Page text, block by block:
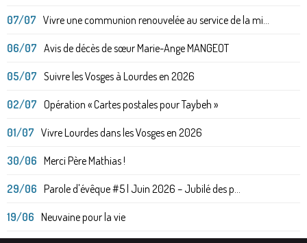
07/07 Vivre une communion renouvelée au service de la mi...
06/07 Avis de décès de sœur Marie-Ange MANGEOT
05/07 Suivre les Vosges à Lourdes en 2026
02/07 Opération « Cartes postales pour Taybeh »
01/07 Vivre Lourdes dans les Vosges en 2026
30/06 Merci Père Mathias !
29/06 Parole d'évêque #5 | Juin 2026 – Jubilé des p...
19/06 Neuvaine pour la vie